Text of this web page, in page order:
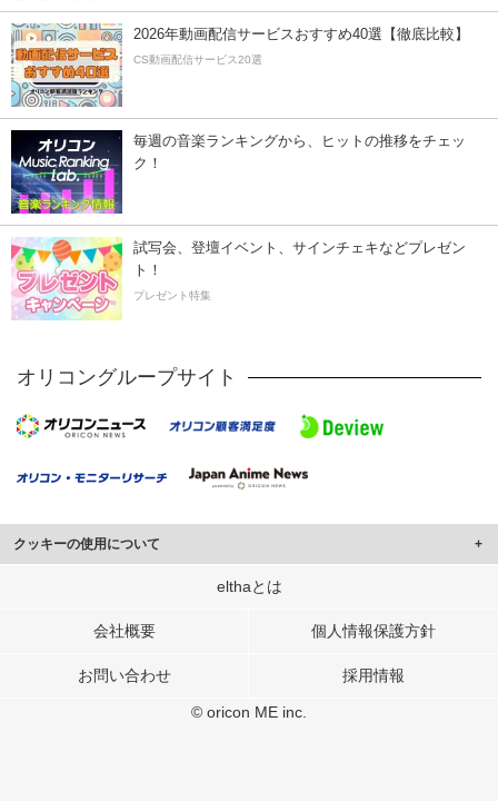
2026年動画配信サービスおすすめ40選【徹底比較】
CS動画配信サービス20選
毎週の音楽ランキングから、ヒットの推移をチェッ
ク！
試写会、登壇イベント、サインチェキなどプレゼン
ト！
プレゼント特集
オリコングループサイト
クッキーの使用について
このサイトでは Cookie を使用して、ユーザーに合わせたコンテンツや広告の
行っています。
メディアや広告配信、データ解析の各パートナーに提供しています。
elthaとは
会社概要 個人情報保護方針
お問い合わせ 採用情報
© oricon ME inc.